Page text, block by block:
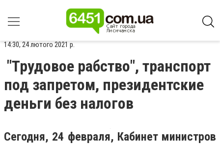
14:30, 24 лютого 2021 р.
"Трудовое рабство", транспорт
под запретом, президентские
деньги без налогов
Сегодня, 24 февраля, Кабинет министров